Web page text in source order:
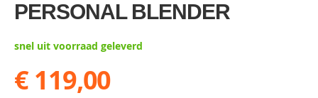
images
PERSONAL BLENDER
snel uit voorraad geleverd
€ 119,00